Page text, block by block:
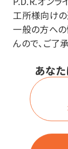
工所様向けの
一般の方へ
んので、ご了
あな
すみずみまで
緑茶（チャ葉）
湿成分配合。
食品に使われ
ノンアルコール